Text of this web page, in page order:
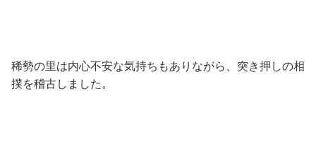
稀勢の里は内心不安な気持ちもありながら、突き押しの相
撲を稽古しました。